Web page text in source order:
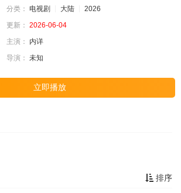
分类： 电视剧 大陆
2026
更新： 2026-06-04
主演：
内详
导演： 未知
立即播放
排序